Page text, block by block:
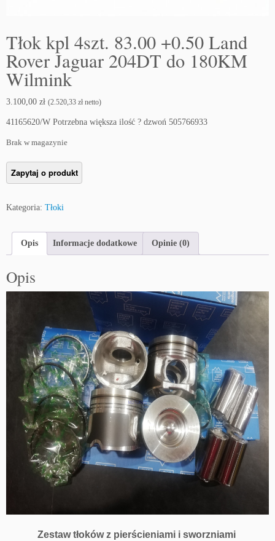
Tłok kpl 4szt. 83.00 +0.50 Land
Rover Jaguar 204DT do 180KM
Wilmink
3.100,00 zł (2.520,33 zł netto)
41165620/W Potrzebna większa ilość ? dzwoń 505766933
Brak w magazynie
Kategoria: Tłoki
Opis Informacje dodatkowe Opinie (0)
Opis
Zestaw tłoków z pierścieniami i sworzniami